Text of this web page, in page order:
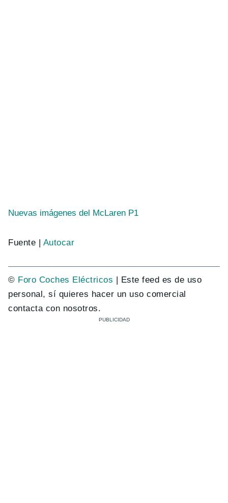
Nuevas imágenes del McLaren P1
Fuente | Autocar
© Foro Coches Eléctricos | Este feed es de uso
personal, sí quieres hacer un uso comercial
contacta con nosotros.